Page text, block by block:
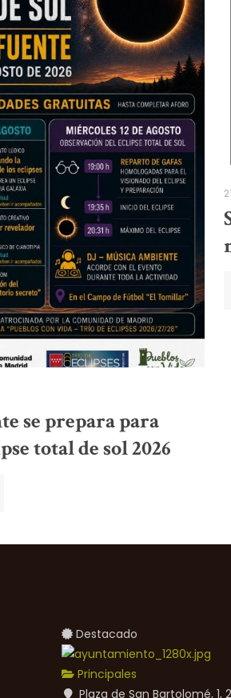
se prepara para
total de sol 2026
Destacado
Principales
Plaza de San Bartolomé,